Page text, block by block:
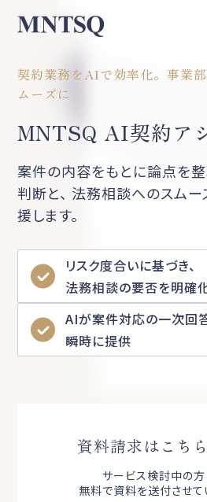
契約業務をAIで効率化。事業
ムーズに
MNTSQ AI契約ア
案件の内容をもとに論点を整
判断と、 法務相談へのスム
援します。
リスク度合いに基づき、
法務相談の要否を明確
AIが案件対応の一次回
瞬時に提供
資料請求はこち
サービス検討中の
無料で資料を送付させて